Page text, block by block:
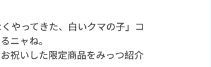
やってきた、白いクマの子」コ
ニャね。
祝いした限定商品をみっつ紹介